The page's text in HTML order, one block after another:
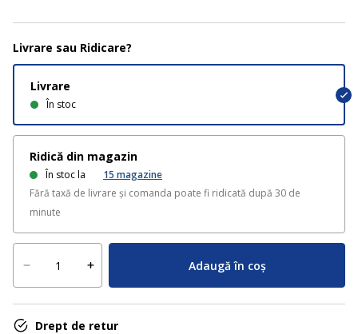
Livrare sau Ridicare?
Livrare
În stoc
Ridică din magazin
În stoc la 15 magazine
Fără taxă de livrare și comanda poate fi ridicată după 30 de
minute
Adaugă în coș
Drept de retur